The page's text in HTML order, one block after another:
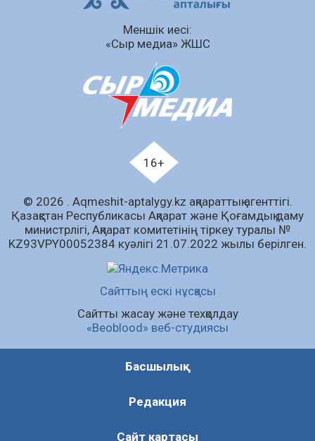
Сыбайлас жемқорлық
Аумақтан тыс соттылық – сот төрелігінің
ашықтығы мен қолжетімділігін арттыру
«Дауыс беру учаскесін қалай табуға болады?»￼
07.08.2026 68 0
Барлық жаңалық
Меншік иесі:
«Сыр медиа» ЖШС
16+
© 2026 . Аqmeshit-aptalygy.kz ақпараттық агенттігі.
Қазақстан Республикасы Ақпарат және Қоғамдық даму
министрлігі, Ақпарат комитетінің тіркеу туралы №
KZ93VPY00052384 куәлігі 21.07.2022 жылы берілген.
Сайттың ескі нұсқасы
Сайтты жасау және техқолдау
«Beoblood» веб-студиясы
Басшылық
Редакция
Сайт картасы